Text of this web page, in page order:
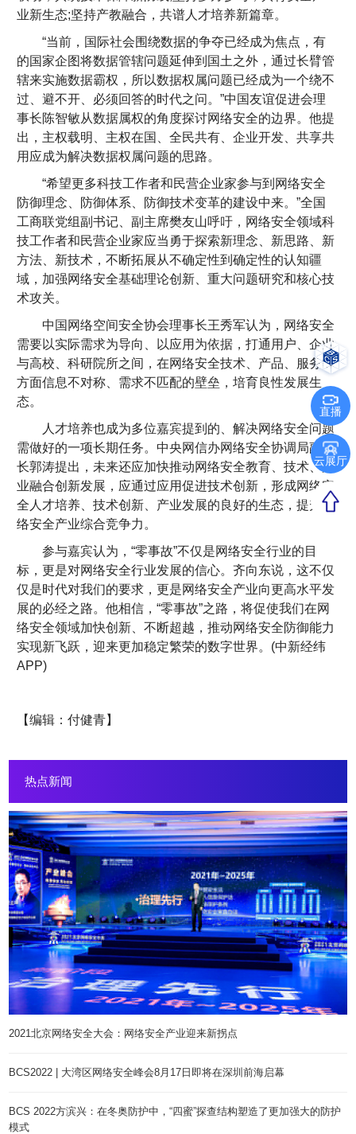
业新生态;坚持产教融合，共谱人才培养新篇章。
“当前，国际社会围绕数据的争夺已经成为焦点，有
的国家企图将数据管辖问题延伸到国土之外，通过长臂管
辖来实施数据霸权，所以数据权属问题已经成为一个绕不
过、避不开、必须回答的时代之问。”中国友谊促进会理
事长陈智敏从数据属权的角度探讨网络安全的边界。他提
出，主权载明、主权在国、全民共有、企业开发、共享共
用应成为解决数据权属问题的思路。
“希望更多科技工作者和民营企业家参与到网络安全
防御理念、防御体系、防御技术变革的建设中来。”全国
工商联党组副书记、副主席樊友山呼吁，网络安全领域科
技工作者和民营企业家应当勇于探索新理念、新思路、新
方法、新技术，不断拓展从不确定性到确定性的认知疆
域，加强网络安全基础理论创新、重大问题研究和核心技
术攻关。
中国网络空间安全协会理事长王秀军认为，网络安全
需要以实际需求为导向、以应用为依据，打通用户、企业
与高校、科研院所之间，在网络安全技术、产品、服务等
方面信息不对称、需求不匹配的壁垒，培育良性发展生
态。
人才培养也成为多位嘉宾提到的、解决网络安全问题
需做好的一项长期任务。中央网信办网络安全协调局副局
长郭涛提出，未来还应加快推动网络安全教育、技术、产
业融合创新发展，应通过应用促进技术创新，形成网络安
全人才培养、技术创新、产业发展的良好的生态，提升网
络安全产业综合竞争力。
参与嘉宾认为，“零事故”不仅是网络安全行业的目
标，更是对网络安全行业发展的信心。齐向东说，这不仅
仅是时代对我们的要求，更是网络安全产业向更高水平发
展的必经之路。他相信，“零事故”之路，将促使我们在网
络安全领域加快创新、不断超越，推动网络安全防御能力
实现新飞跃，迎来更加稳定繁荣的数字世界。(中新经纬
APP)
【编辑：付健青】
热点新闻
2021北京网络安全大会：网络安全产业迎来新拐点
BCS2022 | 大湾区网络安全峰会8月17日即将在深圳前海启幕
BCS 2022方滨兴：在冬奥防护中，“四蜜”探查结构塑造了更加强大的防护
模式
直播
云展厅